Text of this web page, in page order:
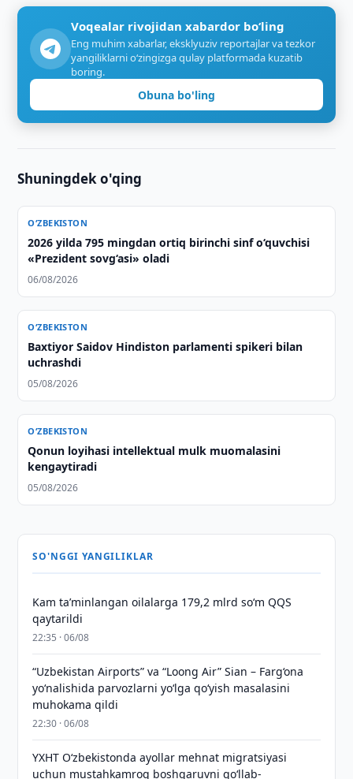
Voqealar rivojidan xabardor bo‘ling
Eng muhim xabarlar, eksklyuziv reportajlar va tezkor
yangiliklarni o‘zingizga qulay platformada kuzatib
boring.
Obuna bo'ling
Shuningdek o'qing
O‘ZBEKISTON
2026 yilda 795 mingdan ortiq birinchi sinf o‘quvchisi
«Prezident sovg‘asi» oladi
06/08/2026
O‘ZBEKISTON
Baxtiyor Saidov Hindiston parlamenti spikeri bilan
uchrashdi
05/08/2026
O‘ZBEKISTON
Qonun loyihasi intellektual mulk muomalasini
kengaytiradi
05/08/2026
SO'NGGI YANGILIKLAR
Kam taʼminlangan oilalarga 179,2 mlrd so‘m QQS
qaytarildi
22:35 · 06/08
“Uzbekistan Airports” va “Loong Air” Sian – Farg‘ona
yo‘nalishida parvozlarni yo‘lga qo‘yish masalasini
muhokama qildi
22:30 · 06/08
YXHT O‘zbekistonda ayollar mehnat migratsiyasi
uchun mustahkamroq boshqaruvni qo‘llab-